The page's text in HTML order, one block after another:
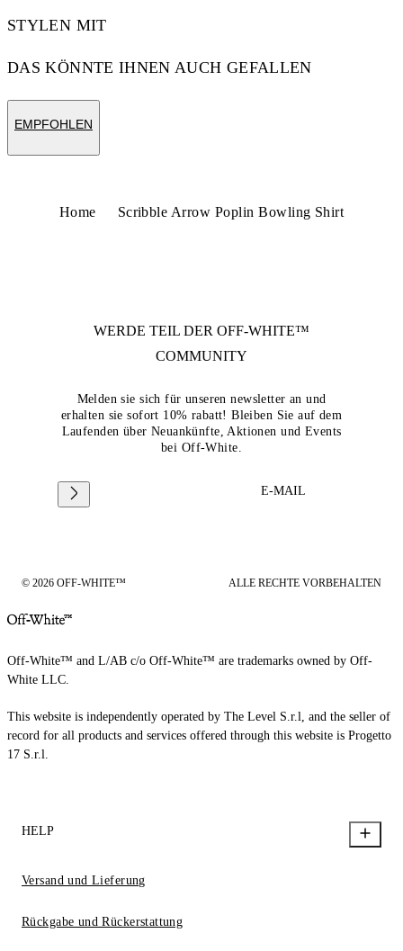
STYLEN MIT
DAS KÖNNTE IHNEN AUCH GEFALLEN
EMPFOHLEN
Home Scribble Arrow Poplin Bowling Shirt
WERDE TEIL DER OFF-WHITE™
COMMUNITY
Melden sie sich für unseren newsletter an und
erhalten sie sofort 10% rabatt! Bleiben Sie auf dem
Laufenden über Neuankünfte, Aktionen und Events
bei Off-White.
E-MAIL
© 2026 OFF-WHITE™ ALLE RECHTE VORBEHALTEN
Off-White™ and L/AB c/o Off-White™ are trademarks owned by Off-
White LLC.
This website is independently operated by The Level S.r.l, and the seller of
record for all products and services offered through this website is Progetto
17 S.r.l.
HELP
Versand und Lieferung
Rückgabe und Rückerstattung